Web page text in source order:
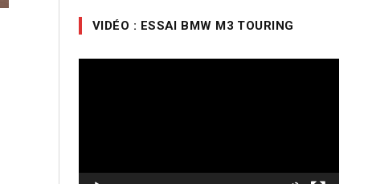
VIDÉO : ESSAI BMW M3 TOURING